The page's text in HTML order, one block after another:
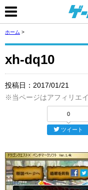
ホーム >
xh-dq10
投稿日： 2017/01/21
※当ページはアフィリエ
0
ツイート